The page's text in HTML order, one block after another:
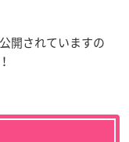
開されていますの